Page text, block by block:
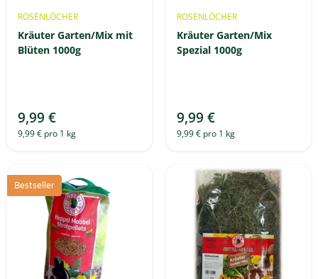
ROSENLÖCHER
Kräuter Garten/Mix mit
Blüten 1000g
9,99 €
9,99 € pro 1 kg
ROSENLÖCHER
Kräuter Garten/Mix
Spezial 1000g
9,99 €
9,99 € pro 1 kg
Bestseller